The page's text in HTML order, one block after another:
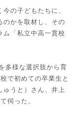
の子どもたちに、
のかを取材し、その
ム「私立中高一貫校
多様な選択肢から育
で初めての卒業生と
ゅうと）さん、井上
伺った。